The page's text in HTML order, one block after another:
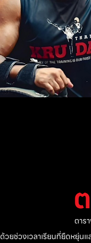
ตาร
ด้วยช่วงเวลาเรียนที่ยืดหยุ่น